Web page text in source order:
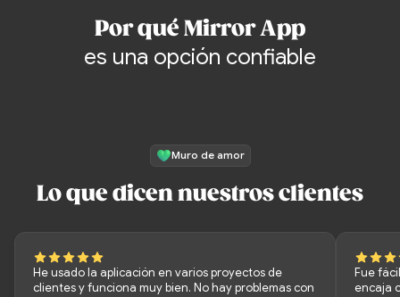
Por qué Mirror App
es una opción confiable
Muro de amor
Lo que dicen nuestros clientes
He usado la aplicación en varios proyectos de
clientes y funciona muy bien. No hay problemas con
Fue
encaja